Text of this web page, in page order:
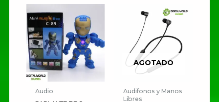
Sé el primero en valorar
“PARLANTE CHARGE 4”
Tu dirección de correo
electrónico no será publicada.
Los campos obligatorios están
marcados con
Tu
Audio
AGOTADO
Audifonos y Manos
Libres